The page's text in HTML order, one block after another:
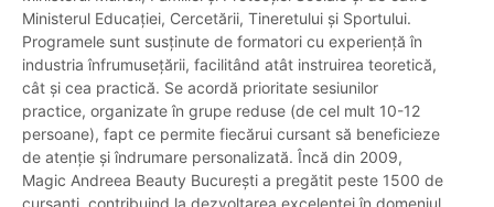
Ministerul Educației, Cercetării, Tineretului și Sportului.
Programele sunt susținute de formatori cu experiență în
industria înfrumusețării, facilitând atât instruirea teoretică,
cât și cea practică. Se acordă prioritate sesiunilor
practice, organizate în grupe reduse (de cel mult 10-12
persoane), fapt ce permite fiecărui cursant să beneficieze
de atenție și îndrumare personalizată. Încă din 2009,
Magic Andreea Beauty București a pregătit peste 1500 de
cursanți, contribuind la dezvoltarea excelenței în domeniul